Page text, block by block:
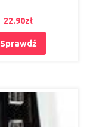
22.90zł
Sprawdź